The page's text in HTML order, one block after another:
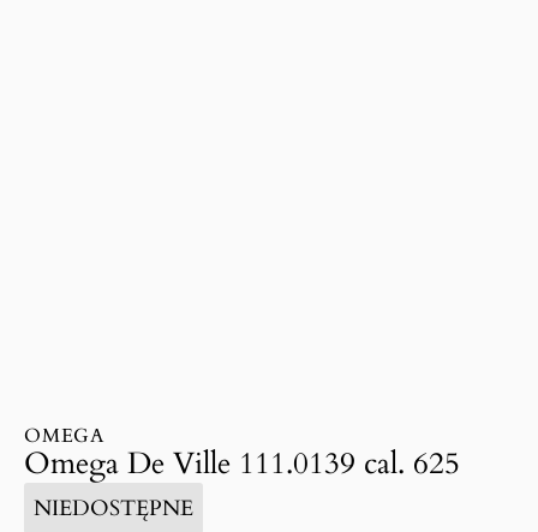
OMEGA
Omega De Ville 111.0139 cal. 625
NIEDOSTĘPNE